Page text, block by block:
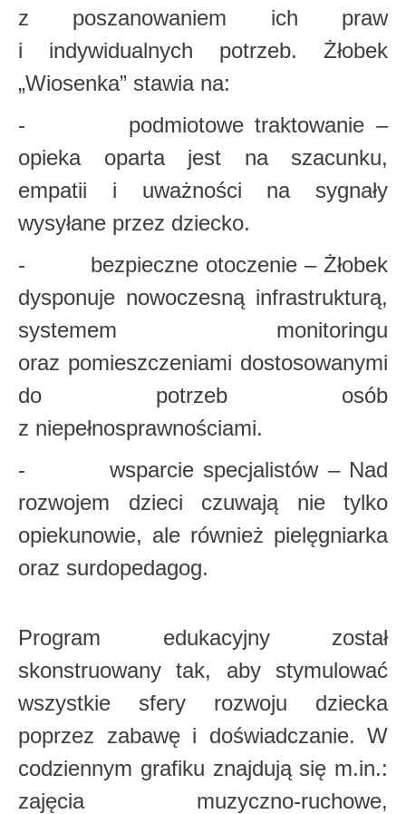
z poszanowaniem ich praw
i indywidualnych potrzeb. Żłobek
„Wiosenka” stawia na:
- podmiotowe traktowanie –
opieka oparta jest na szacunku,
empatii i uważności na sygnały
wysyłane przez dziecko.
- bezpieczne otoczenie – Żłobek
dysponuje nowoczesną infrastrukturą,
systemem monitoringu
oraz pomieszczeniami dostosowanymi
do potrzeb osób
z niepełnosprawnościami.
- wsparcie specjalistów – Nad
rozwojem dzieci czuwają nie tylko
opiekunowie, ale również pielęgniarka
oraz surdopedagog.
Program edukacyjny został
skonstruowany tak, aby stymulować
wszystkie sfery rozwoju dziecka
poprzez zabawę i doświadczanie. W
codziennym grafiku znajdują się m.in.:
zajęcia muzyczno-ruchowe,